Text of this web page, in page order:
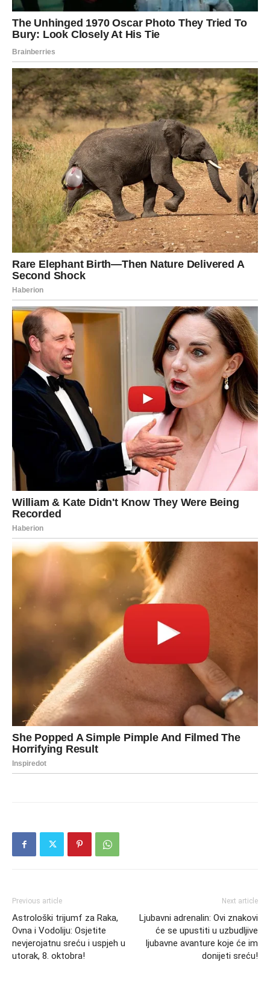
Previous article
Astrološki trijumf za Raka,
Ovna i Vodoliju: Osjetite
nevjerojatnu sreću i uspjeh u
utorak, 8. oktobra!
Next article
Ljubavni adrenalin: Ovi znakovi
će se upustiti u uzbudljive
ljubavne avanture koje će im
donijeti sreću!